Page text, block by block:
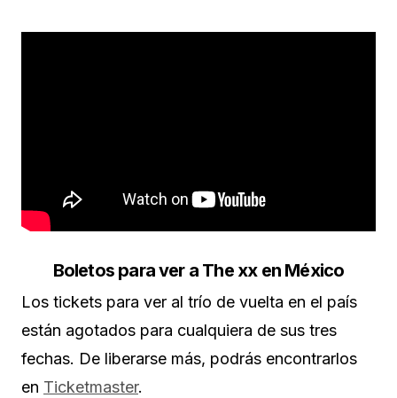
Boletos para ver a The xx en México
Los tickets para ver al trío de vuelta en el país
están agotados para cualquiera de sus tres
fechas. De liberarse más, podrás encontrarlos
en Ticketmaster.